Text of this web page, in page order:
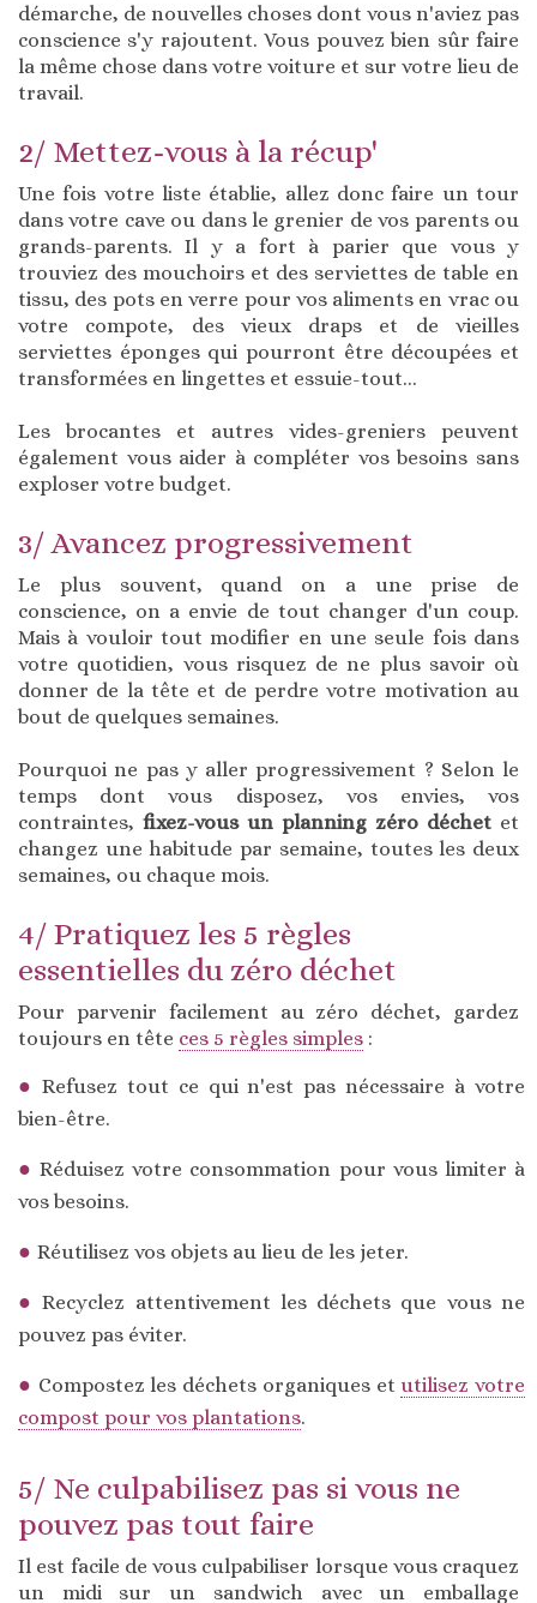
démarche, de nouvelles choses dont vous n'aviez pas
conscience s'y rajoutent. Vous pouvez bien sûr faire
la même chose dans votre voiture et sur votre lieu de
travail.
2/ Mettez-vous à la récup'
Une fois votre liste établie, allez donc faire un tour
dans votre cave ou dans le grenier de vos parents ou
grands-parents. Il y a fort à parier que vous y
trouviez des mouchoirs et des serviettes de table en
tissu, des pots en verre pour vos aliments en vrac ou
votre compote, des vieux draps et de vieilles
serviettes éponges qui pourront être découpées et
transformées en lingettes et essuie-tout...
Les brocantes et autres vides-greniers peuvent
également vous aider à compléter vos besoins sans
exploser votre budget.
3/ Avancez progressivement
Le plus souvent, quand on a une prise de
conscience, on a envie de tout changer d'un coup.
Mais à vouloir tout modifier en une seule fois dans
votre quotidien, vous risquez de ne plus savoir où
donner de la tête et de perdre votre motivation au
bout de quelques semaines.
Pourquoi ne pas y aller progressivement ? Selon le
temps dont vous disposez, vos envies, vos
contraintes, fixez-vous un planning zéro déchet et
changez une habitude par semaine, toutes les deux
semaines, ou chaque mois.
4/ Pratiquez les 5 règles
essentielles du zéro déchet
Pour parvenir facilement au zéro déchet, gardez
toujours en tête ces 5 règles simples :
Refusez tout ce qui n'est pas nécessaire à votre
bien-être.
Réduisez votre consommation pour vous limiter à
vos besoins.
Réutilisez vos objets au lieu de les jeter.
Recyclez attentivement les déchets que vous ne
pouvez pas éviter.
Compostez les déchets organiques etutilisez votre
compost pour vos plantations.
5/ Ne culpabilisez pas si vous ne
pouvez pas tout faire
Il est facile de vous culpabiliser lorsque vous craquez
un midi sur un sandwich avec un emballage